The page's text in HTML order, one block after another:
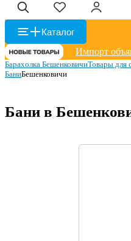
Каталог
Импорт
Барахолка БешенковичиТовары для
БаниБешенковичи
Бани в